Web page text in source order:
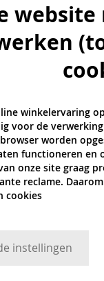
winkelervaring
voor de
worden
functioneren en
onze site graag
reclame.
cookies
instellingen